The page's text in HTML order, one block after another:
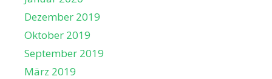
Dezember 2019
Oktober 2019
September 2019
März 2019